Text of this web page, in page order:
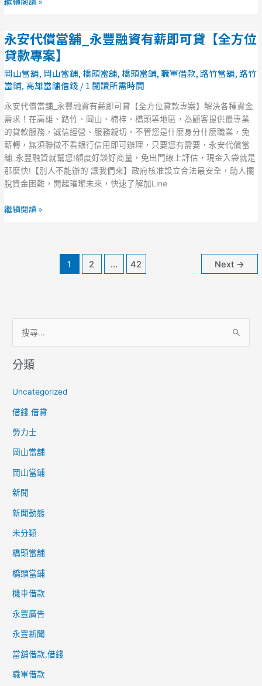
【全
方
位
貸
款
專
案】
永安代償當舖_永豐融資有薪即可貸【全方位
貸款專案】
岡山當舖, 岡山當鋪,橋頭當舖,橋頭當鋪,職軍借款, 路竹當舖, 路竹
當鋪, 高雄當舖借錢 /1 閱讀所需時間
永安代償當舖_永豐融資有薪即可貸【全方位貸款專案】解決各種資金
需求！在高雄、路竹、岡山、楠梓、橋頭等地區，為顧客提供最專業
的貸款服務，誠信經營、服務親切，不管您是什麼身分什麼職業，免
薪轉，無須聯徵不看銀行信用即可辦理，只要您有需要，永安代償當
舖_永豐融資就幫您!額度好談好商量，免出門線上評估，現金入袋就是
那麼快!【別人不能辦的 讓我們來】政府核准設立合法最安全，助人擺
脫資金困難，開起璀璨未來，快速了解加Line
永
安
代
償
當
舖
_
永
豐
融
資
有
即
案】
繼續閱讀 »
1 2 ... 42 Next →
關
鍵
字
:
分類
Uncategorized
借錢 借貸
勞力士
岡山當舖
岡山當鋪
新聞
新聞動態
未分類
橋頭當舖
橋頭當鋪
機車借款
永豐廣告
永豐新聞
當舖借款,借錢
職軍借款